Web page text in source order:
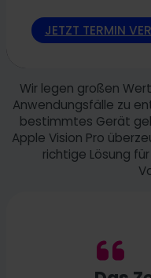
JETZT TERMIN
Wir legen großen
Anwendungsfälle zu
bestimmtes Gerät
Apple Vision Pro
richtige Lösung